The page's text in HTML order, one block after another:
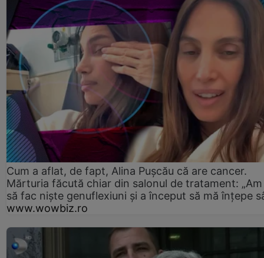
Cum a aflat, de fapt, Alina Pușcău că are cancer.
Mărturia făcută chiar din salonul de tratament:
să fac niște genuflexiuni și a început să mă înțepe
www.wowbiz.ro